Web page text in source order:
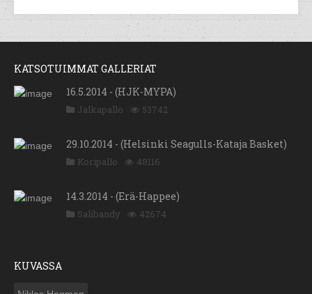
KATSOTUIMMAT GALLERIAT
16.5.2014 - (HJK-MYPA)
Jalkapallo 53742
29.10.2014 - (Helsinki Seagulls-Kataja Basket)
Koripallo 48116
14.3.2014 - (Erä-Happee)
Salibandy 42674
KUVASSA